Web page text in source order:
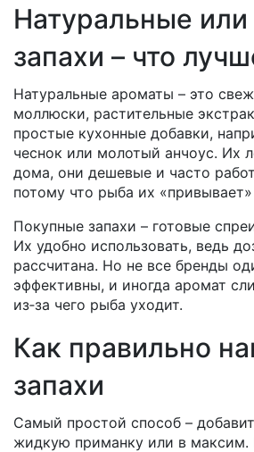
Натуральные
запахи – что
Натуральные ароматы – это
моллюски, растительные
простые кухонные добавки,
чеснок или молотый анчоус. Их
дома, они дешевые и часто
потому что рыба их
Покупные запахи – готовые
Их удобно использовать, ведь
рассчитана. Но не все бренды
эффективны, и иногда аромат
из‑за чего рыба уходит.
Как правильно
запахи
Самый простой способ –
жидкую приманку или в максим.